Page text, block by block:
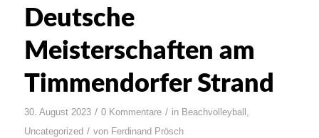
Deutsche
Meisterschaften am
Timmendorfer Strand
30. August 2023 / 0 Kommentare / in Beachvolleyball ,
Uncategorized / von Ferdinand Prösch